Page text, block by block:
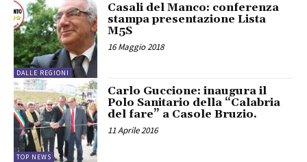
DALLE REGIONI
Casali del Manco: conferenza
stampa presentazione Lista
M5S
16 Maggio 2018
TOP NEWS
Carlo Guccione: inaugura il
Polo Sanitario della “Calabria
del fare” a Casole Bruzio.
11 Aprile 2016